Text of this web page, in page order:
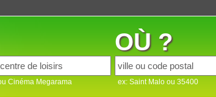
Cinéma Megarama
OÙ ?
ex: Saint Malo ou 35400